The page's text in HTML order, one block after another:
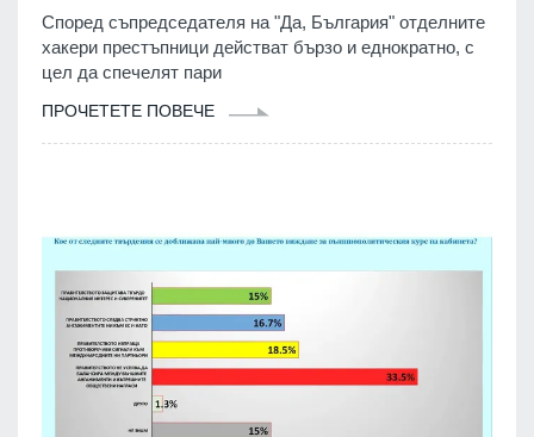
Според съпредседателя на "Да, България" отделните
хакери престъпници действат бързо и еднократно, с
цел да спечелят пари
ПРОЧЕТЕТЕ ПОВЕЧЕ